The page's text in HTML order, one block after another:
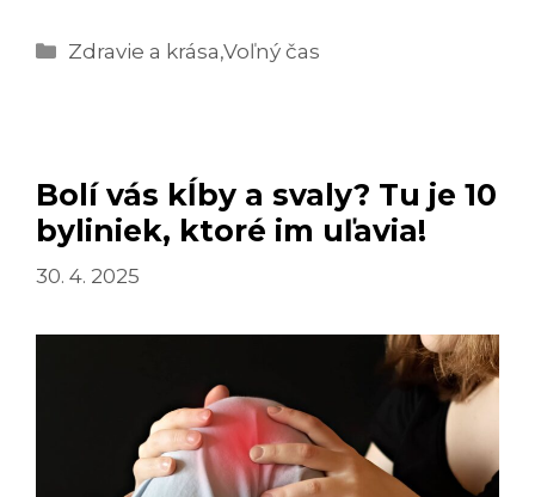
ROZHODUJE
ZLEPŠENÍ
STAVU
KĹBOV:
Kategórie
Zdravie a krása,Voľný čas
Bolí vás kĺby a svaly? Tu je 10
byliniek, ktoré im uľavia!
30. 4. 2025